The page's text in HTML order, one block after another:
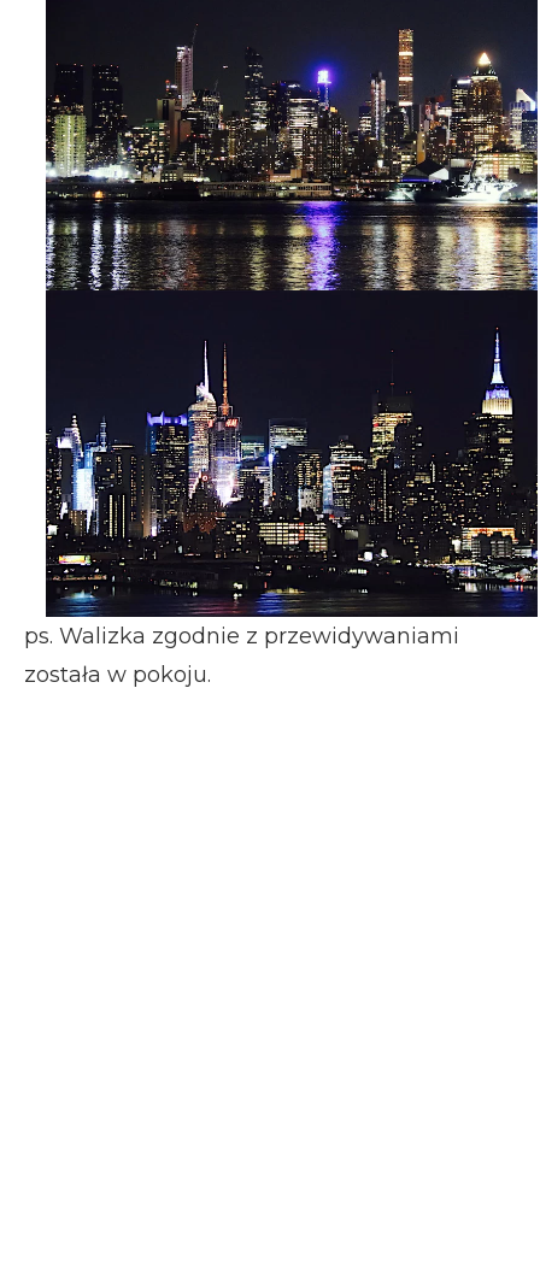
ps. Walizka zgodnie z przewidywaniami
została w pokoju.